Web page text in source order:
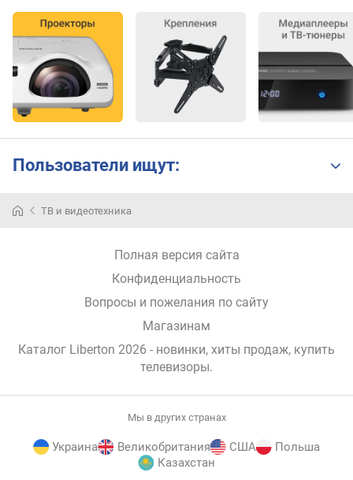
э
к
р
а
н
а
р
а
з
ш
с
ц
и
Пользователи ищут:
ТВ и видеотехника
Полная версия сайта
Конфиденциальность
Вопросы и пожелания по сайту
Магазинам
Каталог Liberton 2026 - новинки, хиты продаж, купить
телевизоры.
Мы в других странах
Украина Великобритания США
Польша
Казахстан